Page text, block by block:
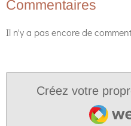
Commentaires
Il n'y a pas encore de
Créez votre